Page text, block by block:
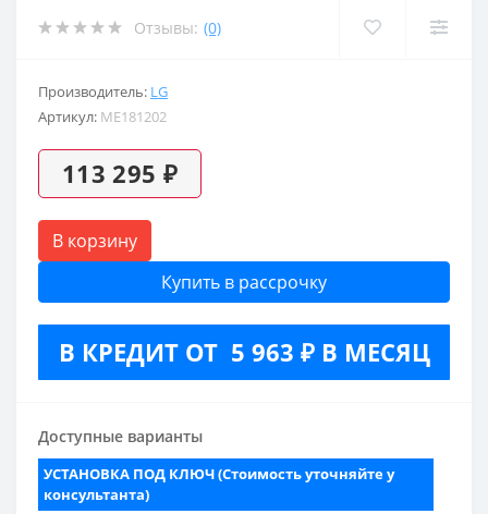
Отзывы: (0)
Производитель: LG
Артикул: ME181202
113 295 ₽
В корзину
Купить в рассрочку
В КРЕДИТ ОТ 5 963 ₽ В МЕСЯЦ
Доступные варианты
УСТАНОВКА ПОД КЛЮЧ (Стоимость уточняйте у
консультанта)